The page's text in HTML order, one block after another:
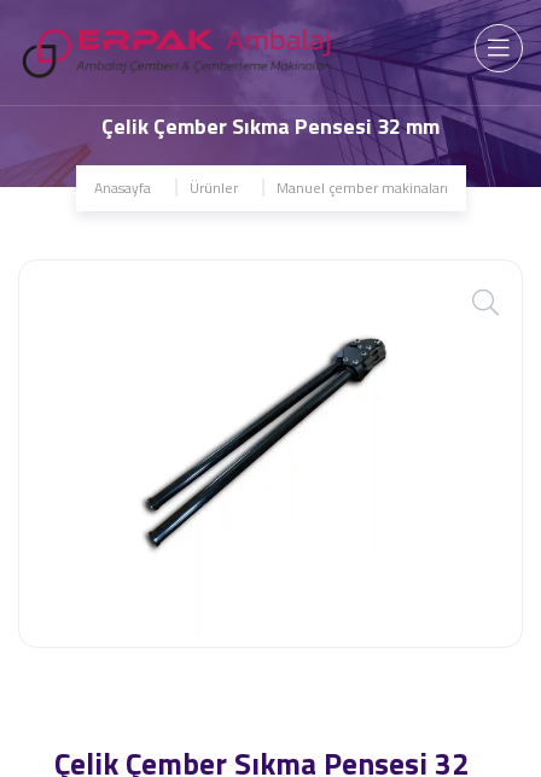
Çelik Çember Sıkma Pensesi 32 mm
Anasayfa Ürünler Manuel çember makinaları
Çelik Çember Sıkma Pensesi 32